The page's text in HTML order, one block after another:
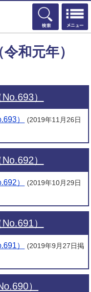
検索
和元年）
）
）
(2019年11月26日
）
）
(2019年10月29日
）
）
(2019年9月27日掲
）